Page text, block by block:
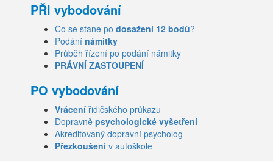
PŘI vybodování
Co se stane po dosažení 12 bodů?
Podání námitky
Průběh řízení po podání námitky
PRÁVNÍ ZASTOUPENÍ
PO vybodování
Vrácení řidičského průkazu
Dopravně psychologické vyšetření
Akreditovaný dopravní psycholog
Přezkoušení v autoškole